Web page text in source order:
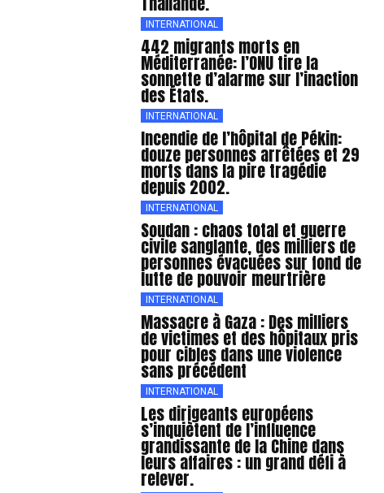
INTERNATIONAL
442 migrants morts en
Méditerranée: l’ONU tire la
sonnette d’alarme sur l’inaction
des États.
INTERNATIONAL
Incendie de l’hôpital de Pékin:
douze personnes arrêtées et 29
morts dans la pire tragédie
depuis 2002.
INTERNATIONAL
Soudan : chaos total et guerre
civile sanglante, des milliers de
personnes évacuées sur fond de
lutte de pouvoir meurtrière
INTERNATIONAL
Massacre à Gaza : Des milliers
de victimes et des hôpitaux pris
pour cibles dans une violence
sans précédent
INTERNATIONAL
Les dirigeants européens
s’inquiètent de l’influence
grandissante de la Chine dans
leurs affaires : un grand défi à
relever.